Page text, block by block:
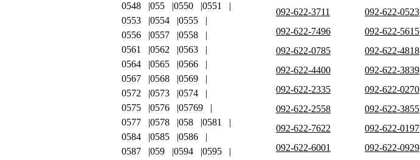
092-622-3711
092-622-0523
092-622-7496
092-622-5615
092-622-0785
092-622-4818
092-622-4400
092-622-3839
092-622-2335
092-622-0270
092-622-2558
092-622-3855
092-622-7622
092-622-0197
092-622-6001
092-622-0929
0548
055 0550
0551
0553
0554
0555
0556
0557
0558
0561
0562
0563
0564
0565
0566
0567
0568
0569
0572
0573
0574
0575
0576
05769
0577
0578 058
0581
0584
0585
0586
0587
059 0594
0595